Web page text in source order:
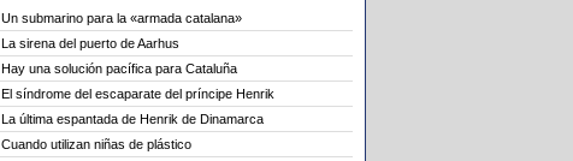
Un submarino para la «armada catalana»
La sirena del puerto de Aarhus
Hay una solución pacífica para Cataluña
El síndrome del escaparate del príncipe Henrik
La última espantada de Henrik de Dinamarca
Cuando utilizan niñas de plástico